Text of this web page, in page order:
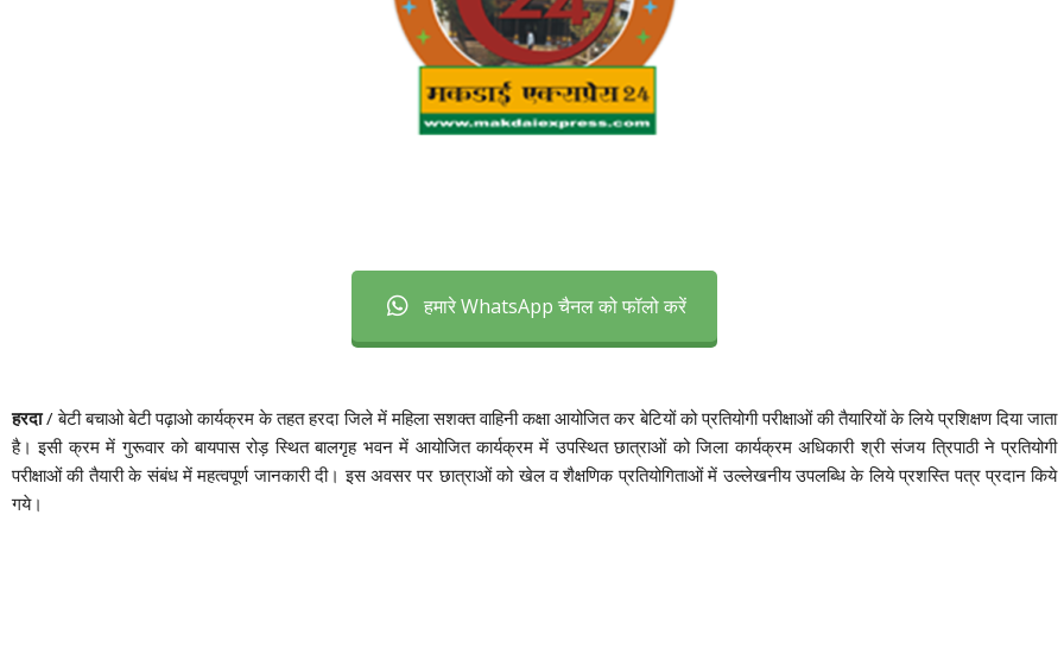
हमारे WhatsApp चैनल को फॉलो करें
हरदा/ बेटी बचाओ बेटी पढ़ाओ कार्यक्रम के तहत हरदा जिले में महिला सशक्त वाहिनी कक्षा आयोजित कर बेटियों को प्रतियोगी परीक्षाओं की तैयारियों के लिये प्रशिक्षण दिया जाता
है। इसी क्रम में गुरूवार को बायपास रोड़ स्थित बालगृह भवन में आयोजित कार्यक्रम में उपस्थित छात्राओं को जिला कार्यक्रम अधिकारी श्री संजय त्रिपाठी ने प्रतियोगी
परीक्षाओं की तैयारी के संबंध में महत्वपूर्ण जानकारी दी। इस अवसर पर छात्राओं को खेल व शैक्षणिक प्रतियोगिताओं में उल्लेखनीय उपलब्धि के लिये प्रशस्ति पत्र प्रदान किये
गये।